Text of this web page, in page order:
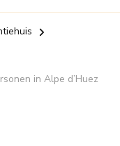
in Alpe d’Huez